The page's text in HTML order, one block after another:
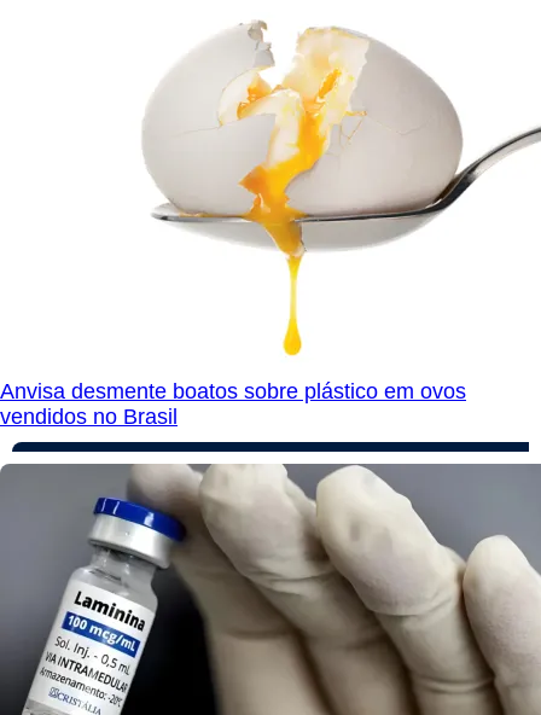
Anvisa desmente boatos sobre plástico em ovos
vendidos no Brasil